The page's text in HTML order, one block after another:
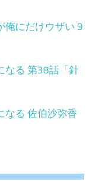
俺にだけウザい 9
なる 第38話「針
なる 佐伯沙弥香